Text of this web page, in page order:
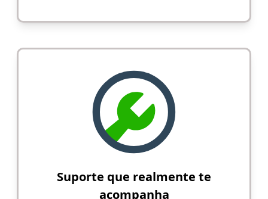
Suporte que realmente te
acompanha